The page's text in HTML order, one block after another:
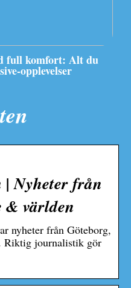
full komfort: Alt du
opplevelser
| Nyheter från
& världen
nyheter från Göteborg,
Riktig journalistik gör